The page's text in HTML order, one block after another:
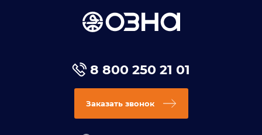
8 800 250 21 01
Заказать звонок